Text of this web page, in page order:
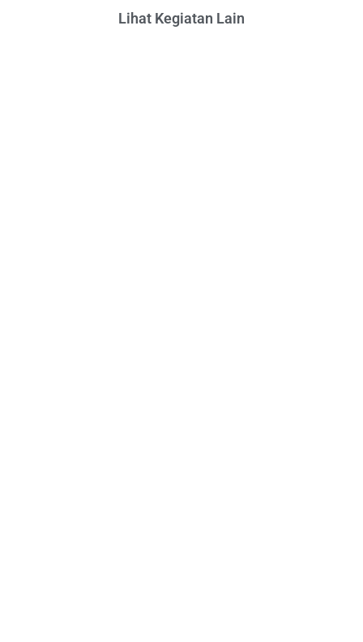
Lihat Kegiatan Lain